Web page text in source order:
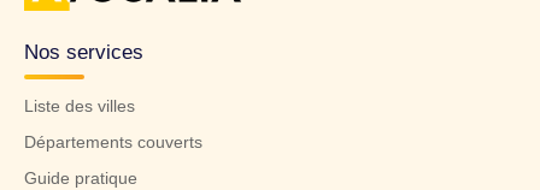
Nos services
Liste des villes
Départements couverts
Guide pratique